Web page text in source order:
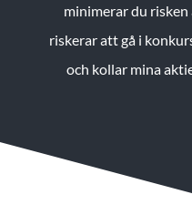
minimerar du
riskerar att gå i
och kollar mina